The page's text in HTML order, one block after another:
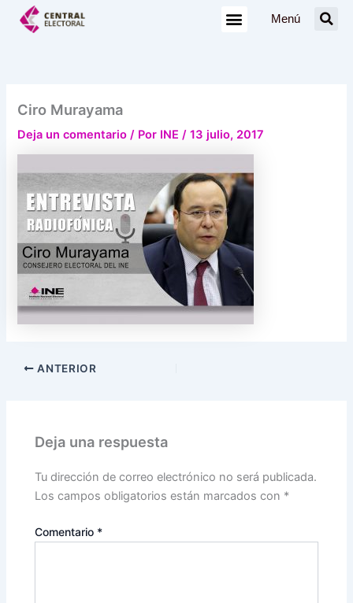
Menú
Ciro Murayama
Deja un comentario / Por INE/13 julio, 2017
ANTERIOR
Deja una respuesta
Tu dirección de correo electrónico no será publicada.
Los campos obligatorios están marcados con *
Comentario *